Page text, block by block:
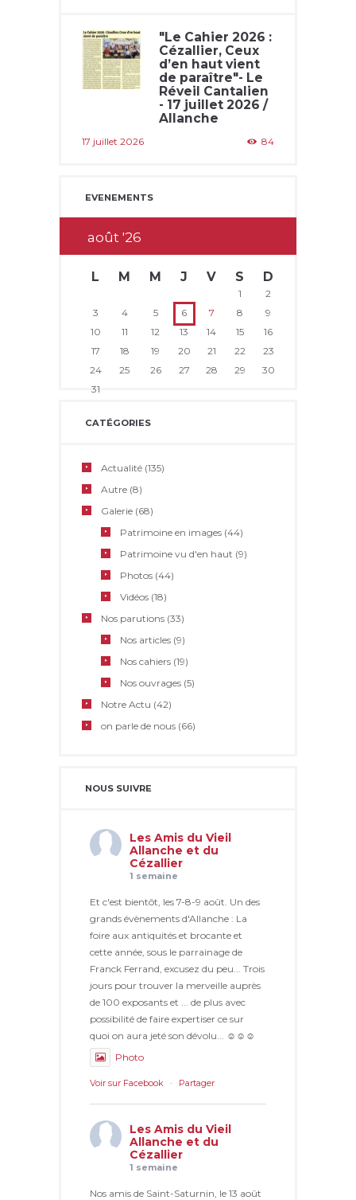
"Le Cahier 2026 :
Cézallier, Ceux
d’en haut vient
de paraître"- Le
Réveil Cantalien
- 17 juillet 2026 /
Allanche
17 juillet 2026 84
EVENEMENTS
août26
L M M J V S D
1
2
3
4 5 6 7 8
9
10
11 12 13 14 15
16
17
18 19 20 21 22
23
24
25 26 27 28 29
30
31
CATÉGORIES
Actualité (135)
Autre (8)
Galerie (68)
Patrimoine en images (44)
Patrimoine vu d'en haut (9)
Photos (44)
Vidéos (18)
Nos parutions (33)
Nos articles (9)
Nos cahiers (19)
Nos ouvrages (5)
Notre Actu (42)
on parle de nous (66)
NOUS SUIVRE
Les Amis du Vieil
Allanche et du
Cézallier
1 semaine
Et c'est bientôt, les 7-8-9 août. Un des
grands évènements d'Allanche : La
foire aux antiquités et brocante et
cette année, sous le parrainage de
Franck Ferrand, excusez du peu... Trois
jours pour trouver la merveille auprès
de 100 exposants et ... de plus avec
possibilité de faire expertiser ce sur
quoi on aura jeté son dévolu... ☺☺☺
Photo
Voir sur Facebook · Partager
Les Amis du Vieil
Allanche et du
Cézallier
1 semaine
Nos amis de Saint-Saturnin, le 13 août